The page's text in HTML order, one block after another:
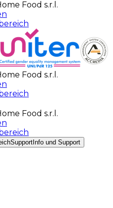
Food s.r.l.
Food s.r.l.
Food s.r.l.
Support Info und Support